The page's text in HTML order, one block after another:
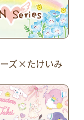
ズ×たけいみ